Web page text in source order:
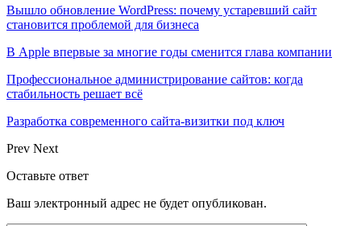
Вышло обновление WordPress: почему устаревший сайт
становится проблемой для бизнеса
В Apple впервые за многие годы сменится глава компании
Профессиональное администрирование сайтов: когда
стабильность решает всё
Разработка современного сайта-визитки под ключ
Prev Next
Оставьте ответ
Ваш электронный адрес не будет опубликован.